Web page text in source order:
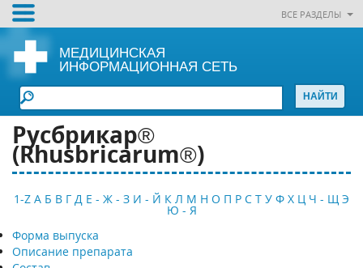
ВСЕ РАЗДЕЛЫ
МЕДИЦИНСКАЯ
ИНФОРМАЦИОННАЯ СЕТЬ
Русбрикар®
(Rhusbricarum®)
1-Z А Б В Г Д Е - Ж - З И - Й К Л М Н О П Р С Т У Ф Х Ц Ч - Щ Э
Ю - Я
Форма выпуска
Описание препарата